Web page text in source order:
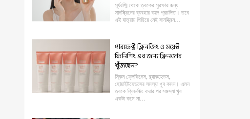
সূর্যরশ্মি থেকে ত্বকের সুরক্ষার জন্য
সানস্ক্রিনের ব্যবহার বহুল প্রচলিত। তবে
এই যাত্রায় পিছিয়ে নেই সানস্ক্রিন…
পারফেক্ট ক্লিনজিং ও ময়েস্ট
ফিনিশিং এর জন্য ক্লিনজার
খুঁজছেন?
স্কিন ফ্লেকিনেস, ব্ল্যাকহেডস,
হোয়াইটহেডসের সমস্যা খুব কমন। এমন
ত্বকে ক্লিনজিং করার পর সমস্যা খুব
একটা কমে না…